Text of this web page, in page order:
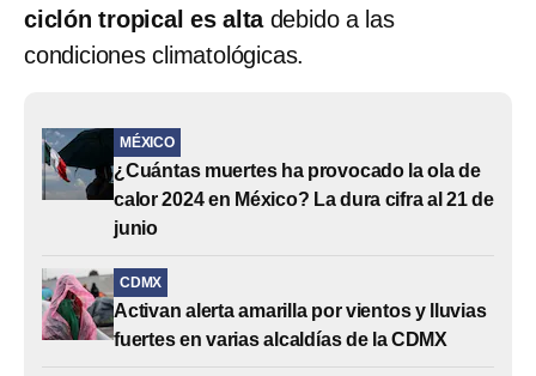
ciclón tropical es altadebido a las
condiciones climatológicas.
MÉXICO
¿Cuántas muertes ha provocado la ola de
calor 2024 en México? La dura cifra al 21 de
junio
CDMX
Activan alerta amarilla por vientos y lluvias
fuertes en varias alcaldías de la CDMX